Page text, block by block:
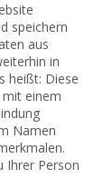
speichern
aus
in
heißt: Diese
einem
Namen
Ihrer Person